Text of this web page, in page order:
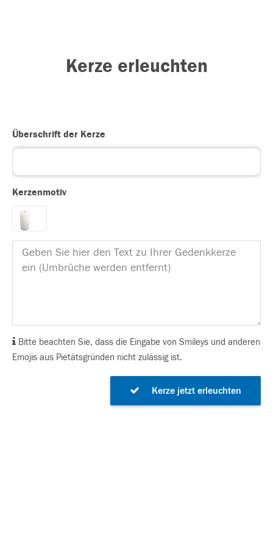
Kerze erleuchten
Überschrift der Kerze
Kerzenmotiv
Bitte beachten Sie, dass die Eingabe von Smileys und anderen
Emojis aus Pietätsgründen nicht zulässig ist.
Kerze jetzt erleuchten